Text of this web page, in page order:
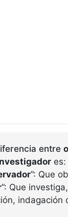
entre
es:
”: Que
”: Que
indagación